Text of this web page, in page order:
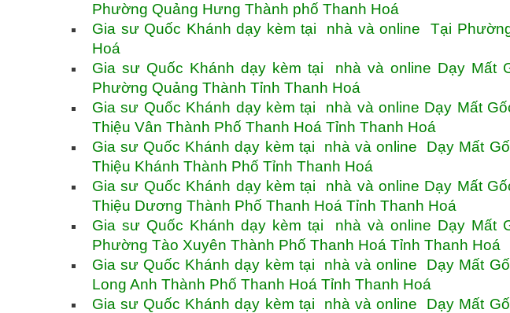
Phường Quảng Hưng Thành phố Thanh Hoá
Gia sư Quốc Khánh dạy kèm tại nhà và online Tại
Hoá
Gia sư Quốc Khánh dạy kèm tại nhà và online Dạy Mất
Phường Quảng Thành Tỉnh Thanh Hoá
Gia sư Quốc Khánh dạy kèm tại nhà và online Dạy Mất
Thiệu Vân Thành Phố Thanh Hoá Tỉnh Thanh Hoá
Gia sư Quốc Khánh dạy kèm tại nhà và online Dạy Mất
Thiệu Khánh Thành Phố Tỉnh Thanh Hoá
Gia sư Quốc Khánh dạy kèm tại nhà và online Dạy Mất
Thiệu Dương Thành Phố Thanh Hoá Tỉnh Thanh Hoá
Gia sư Quốc Khánh dạy kèm tại nhà và online Dạy Mất
Phường Tào Xuyên Thành Phố Thanh Hoá Tỉnh Thanh Hoá
Gia sư Quốc Khánh dạy kèm tại nhà và online Dạy Mất
Long Anh Thành Phố Thanh Hoá Tỉnh Thanh Hoá
Gia sư Quốc Khánh dạy kèm tại nhà và online Dạy Mất